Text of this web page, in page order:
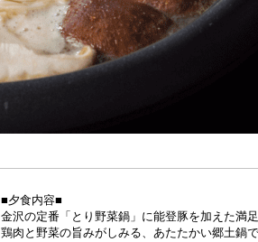
■夕食内容■
金沢の定番「とり野菜鍋」に能登豚を加えた満足
鶏肉と野菜の旨みがしみる、あたたかい郷土鍋で